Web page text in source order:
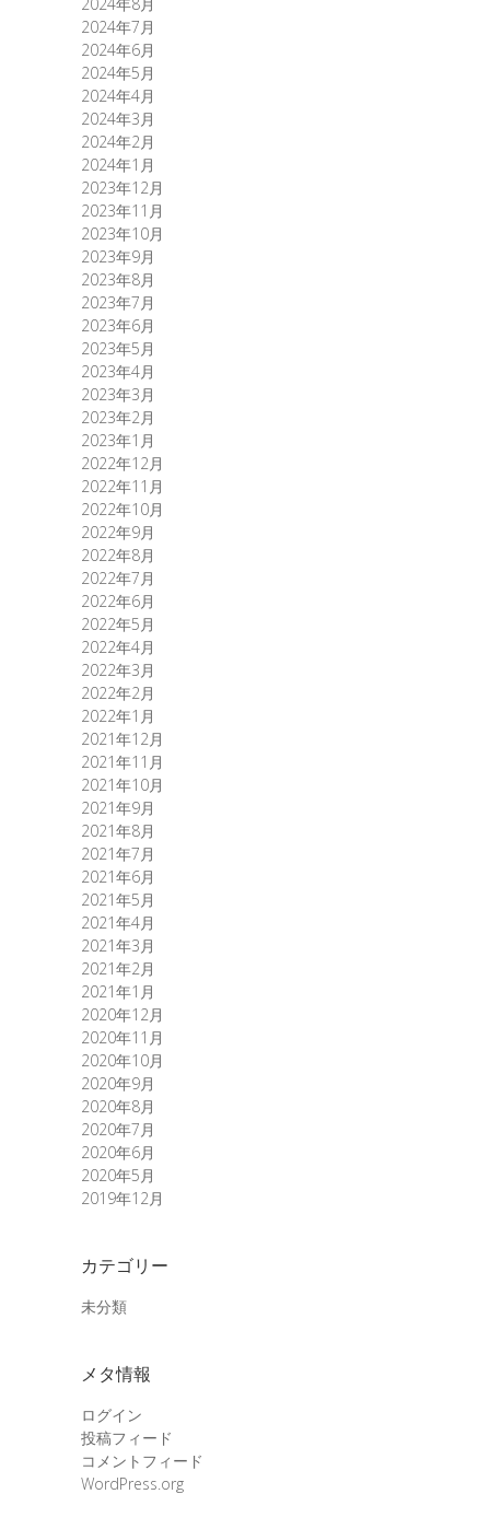
2024年7月
2024年6月
2024年5月
2024年4月
2024年3月
2024年2月
2024年1月
2023年12月
2023年11月
2023年10月
2023年9月
2023年8月
2023年7月
2023年6月
2023年5月
2023年4月
2023年3月
2023年2月
2023年1月
2022年12月
2022年11月
2022年10月
2022年9月
2022年8月
2022年7月
2022年6月
2022年5月
2022年4月
2022年3月
2022年2月
2022年1月
2021年12月
2021年11月
2021年10月
2021年9月
2021年8月
2021年7月
2021年6月
2021年5月
2021年4月
2021年3月
2021年2月
2021年1月
2020年12月
2020年11月
2020年10月
2020年9月
2020年8月
2020年7月
2020年6月
2020年5月
2019年12月
カテゴリー
未分類
メタ情報
ログイン
投稿フィード
コメントフィード
WordPress.org